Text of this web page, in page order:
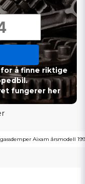
å finne riktige
fungerer her
Aixam årsmodell